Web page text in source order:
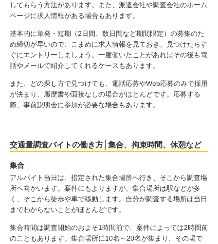
してもらう方法があります。また、派遣会社や調査会社のホーム
ページに求人情報がある場合もあります。
基本的に単発・短期（2日間、数日間など期間限定）の募集のた
め締切が早いので、こまめに求人情報を見ておき、見つけたらす
ぐにエントリーしましょう。一度働いたことがあればその後も電
話やメールで紹介してくれるケースもあります。
また、どの探し方で見つけても、電話応募やWeb応募のみで採用
が決まり、履歴書や面接なしの場合がほとんどです。応募する
際、事前説明会に参加が必要な場合もあります。
交通量調査バイトの働き方│集合、拘束時間、休憩など
集合
アルバイト当日は、指定された集合場所へ行き、そこから調査場
所へ向かいます。案件にもよりますが、集合場所は駅などが多
く、そこから徒歩や車で移動します。自分が調査する場所は当日
までわからないことがほとんどです。
集合時間は調査開始のおよそ1時間前で、案件によっては2時間前
のこともあります。集合場所に10名～20名が集まり、その場で